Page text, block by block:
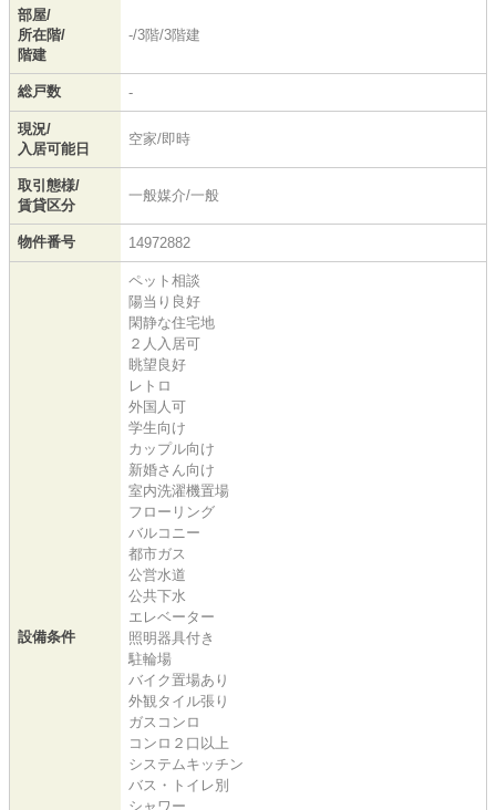
部屋/
所在階/
階建
-/3階/3階建
総戸数 -
現況/
入居可能日
空家/即時
取引態様/
賃貸区分
一般媒介/一般
物件番号 14972882
設備条件
ペット相談
陽当り良好
閑静な住宅地
２人入居可
眺望良好
レトロ
外国人可
学生向け
カップル向け
新婚さん向け
室内洗濯機置場
フローリング
バルコニー
都市ガス
公営水道
公共下水
エレベーター
照明器具付き
駐輪場
バイク置場あり
外観タイル張り
ガスコンロ
コンロ２口以上
システムキッチン
バス・トイレ別
シャワー